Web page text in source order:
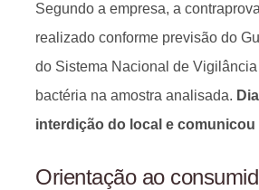
Segundo a empresa, a
realizado conforme previsão do
do Sistema Nacional de
bactéria na amostra analisada.
interdição do local e comunicou
Orientação ao